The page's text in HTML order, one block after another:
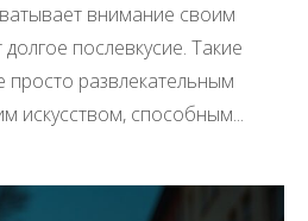
внимание своим
послевкусие. Такие
просто развлекательным
искусством, способным...